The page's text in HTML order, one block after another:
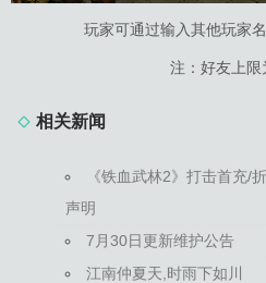
玩家可通过输入其他玩家
注：好友上限
相关新闻
《铁血武林2》打击首充/
声明
7月30日更新维护公告
江南仲夏天,时雨下如川